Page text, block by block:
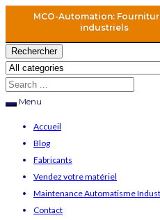
MCO-Automation:
industriels
Rechercher
Menu
Accueil
Blog
Fabricants
Vendez votre matériel
Maintenance Automatisme
Contact